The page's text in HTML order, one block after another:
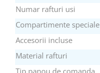
Numar rafturi usi
Compartimente speciale
Accesorii incluse
Material rafturi